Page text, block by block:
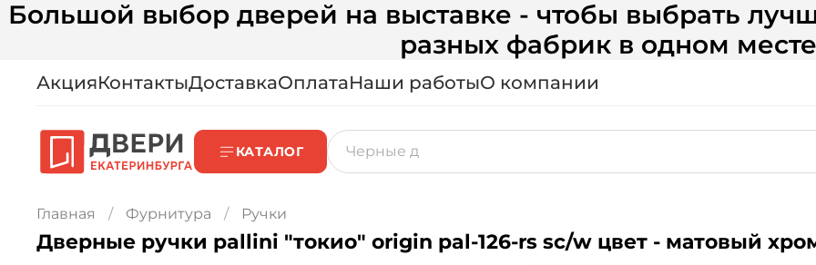
Большой выбор дверей на выставке - чтобы выбрать
разных фабрик в одном
АкцияКонтактыДоставкаОплатаНаши работыО компании
КАТАЛОГ
Главная Фурнитура Ручки
Дверные ручки pallini "токио" origin pal-126-rs sc/w цвет - матовый